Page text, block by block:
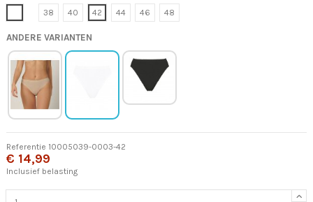
38
40 42 44 46 48
ANDERE VARIANTEN
Referentie 10005039-0003-42
€ 14,99
Inclusief belasting